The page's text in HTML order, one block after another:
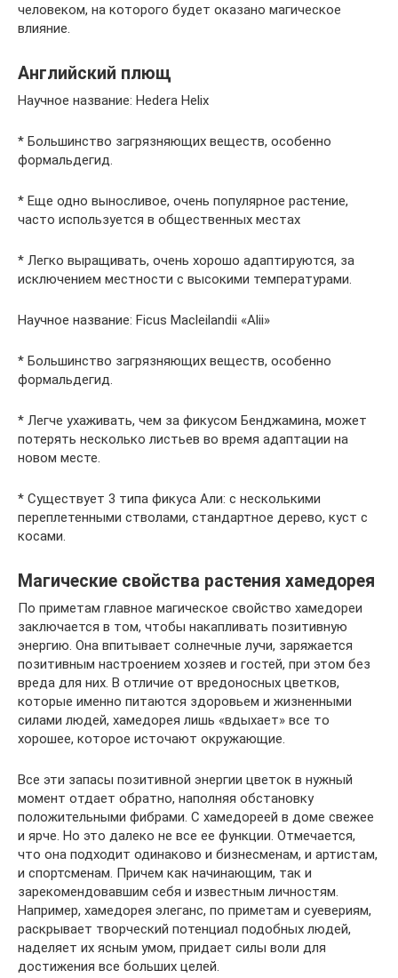
человеком, на которого будет оказано магическое
влияние.
Английский плющ
Научное название: Hedera Helix
* Большинство загрязняющих веществ, особенно
формальдегид.
* Еще одно выносливое, очень популярное растение,
часто используется в общественных местах
* Легко выращивать, очень хорошо адаптируются, за
исключением местности с высокими температурами.
Научное название: Ficus Macleilandii «Alii»
* Большинство загрязняющих веществ, особенно
формальдегид.
* Легче ухаживать, чем за фикусом Бенджамина, может
потерять несколько листьев во время адаптации на
новом месте.
* Существует 3 типа фикуса Али: с несколькими
переплетенными стволами, стандартное дерево, куст с
косами.
Магические свойства растения хамедорея
По приметам главное магическое свойство хамедореи
заключается в том, чтобы накапливать позитивную
энергию. Она впитывает солнечные лучи, заряжается
позитивным настроением хозяев и гостей, при этом без
вреда для них. В отличие от вредоносных цветков,
которые именно питаются здоровьем и жизненными
силами людей, хамедорея лишь «вдыхает» все то
хорошее, которое источают окружающие.
Все эти запасы позитивной энергии цветок в нужный
момент отдает обратно, наполняя обстановку
положительными фибрами. С хамедореей в доме свежее
и ярче. Но это далеко не все ее функции. Отмечается,
что она подходит одинаково и бизнесменам, и артистам,
и спортсменам. Причем как начинающим, так и
зарекомендовавшим себя и известным личностям.
Например, хамедорея элеганс, по приметам и суевериям,
раскрывает творческий потенциал подобных людей,
наделяет их ясным умом, придает силы воли для
достижения все больших целей.